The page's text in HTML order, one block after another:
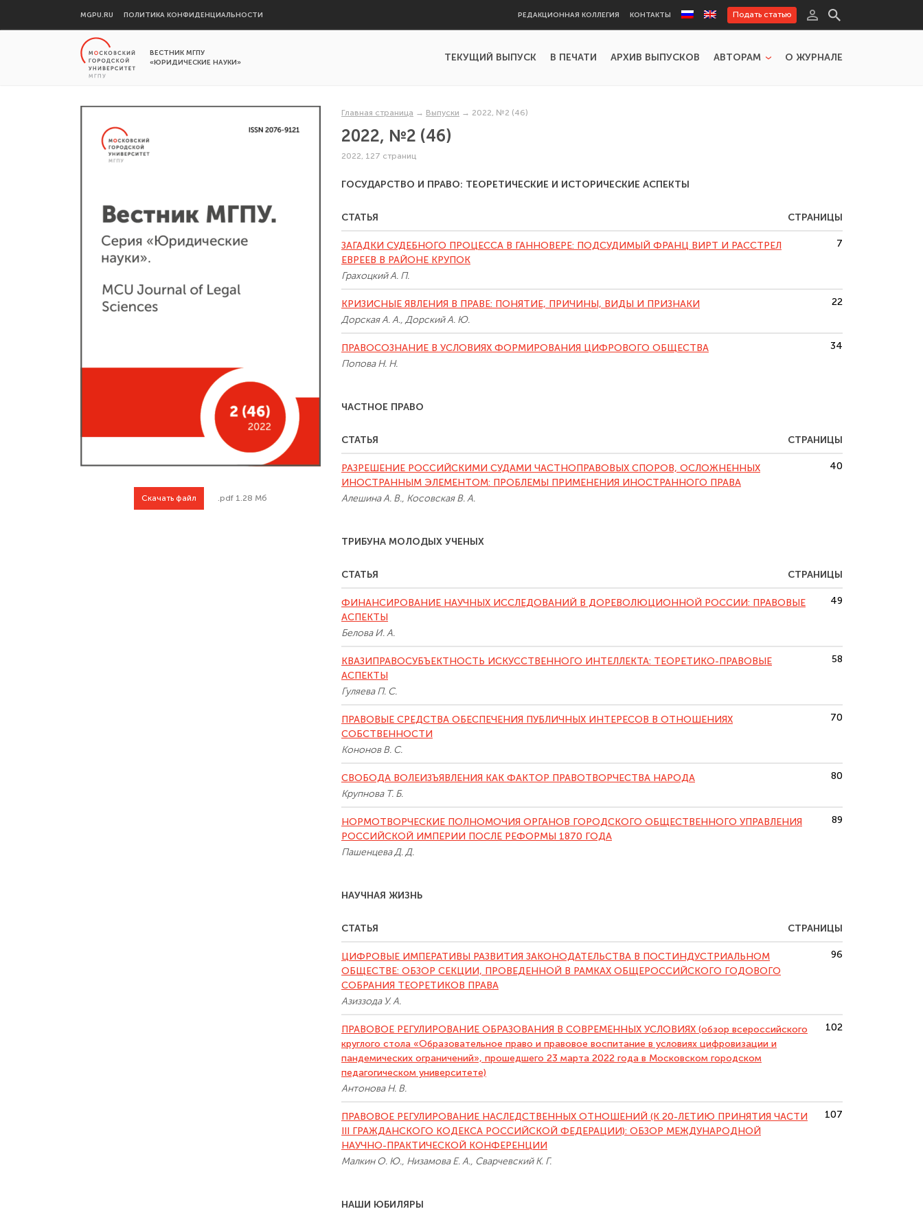
MGPU.RU ПОЛИТИКА КОНФИДЕНЦИАЛЬНОСТИ РЕДАКЦИОННАЯ КОЛЛЕГИЯ КОНТАКТЫ Подать статью
ВЕСТНИК МГПУ
«ЮРИДИЧЕСКИЕ НАУКИ»
ТЕКУЩИЙ ВЫПУСК В ПЕЧАТИ АРХИВ ВЫПУСКОВ АВТОРАМ О ЖУРНАЛЕ
Скачать файл .pdf 1.28 Мб
Главная страница → Выпуски → 2022, №2 (46)
2022, №2 (46)
2022, 127 страниц
ГОСУДАРСТВО И ПРАВО: ТЕОРЕТИЧЕСКИЕ И ИСТОРИЧЕСКИЕ АСПЕКТЫ
СТАТЬЯ СТРАНИЦЫ
ЗАГАДКИ СУДЕБНОГО ПРОЦЕССА В ГАННОВЕРЕ: ПОДСУДИМЫЙ ФРАНЦ ВИРТ И РАССТРЕЛ
ЕВРЕЕВ В РАЙОНЕ КРУПОК
Грахоцкий А. П.
7
КРИЗИСНЫЕ ЯВЛЕНИЯ В ПРАВЕ: ПОНЯТИЕ, ПРИЧИНЫ, ВИДЫ И ПРИЗНАКИ
Дорская А. А., Дорский А. Ю.
22
ПРАВОСОЗНАНИЕ В УСЛОВИЯХ ФОРМИРОВАНИЯ ЦИФРОВОГО ОБЩЕСТВА
Попова Н. Н.
34
ЧАСТНОЕ ПРАВО
СТАТЬЯ СТРАНИЦЫ
РАЗРЕШЕНИЕ РОССИЙСКИМИ СУДАМИ ЧАСТНОПРАВОВЫХ СПОРОВ, ОСЛОЖНЕННЫХ
ИНОСТРАННЫМ ЭЛЕМЕНТОМ: ПРОБЛЕМЫ ПРИМЕНЕНИЯ ИНОСТРАННОГО ПРАВА
Алешина А. В., Косовская В. А.
40
ТРИБУНА МОЛОДЫХ УЧЕНЫХ
СТАТЬЯ СТРАНИЦЫ
ФИНАНСИРОВАНИЕ НАУЧНЫХ ИССЛЕДОВАНИЙ В ДОРЕВОЛЮЦИОННОЙ РОССИИ: ПРАВОВЫЕ
АСПЕКТЫ
Белова И. А.
49
КВАЗИПРАВОСУБЪЕКТНОСТЬ ИСКУССТВЕННОГО ИНТЕЛЛЕКТА: ТЕОРЕТИКО-ПРАВОВЫЕ
АСПЕКТЫ
Гуляева П. С.
58
ПРАВОВЫЕ СРЕДСТВА ОБЕСПЕЧЕНИЯ ПУБЛИЧНЫХ ИНТЕРЕСОВ В ОТНОШЕНИЯХ
СОБСТВЕННОСТИ
Кононов В. С.
70
СВОБОДА ВОЛЕИЗЪЯВЛЕНИЯ КАК ФАКТОР ПРАВОТВОРЧЕСТВА НАРОДА
Крупнова Т. Б.
80
НОРМОТВОРЧЕСКИЕ ПОЛНОМОЧИЯ ОРГАНОВ ГОРОДСКОГО ОБЩЕСТВЕННОГО УПРАВЛЕНИЯ
РОССИЙСКОЙ ИМПЕРИИ ПОСЛЕ РЕФОРМЫ 1870 ГОДА
Пашенцева Д. Д.
89
НАУЧНАЯ ЖИЗНЬ
СТАТЬЯ СТРАНИЦЫ
ЦИФРОВЫЕ ИМПЕРАТИВЫ РАЗВИТИЯ ЗАКОНОДАТЕЛЬСТВА В ПОСТИНДУСТРИАЛЬНОМ
ОБЩЕСТВЕ: ОБЗОР СЕКЦИИ, ПРОВЕДЕННОЙ В РАМКАХ ОБЩЕРОССИЙСКОГО ГОДОВОГО
СОБРАНИЯ ТЕОРЕТИКОВ ПРАВА
Азиззода У. А.
96
ПРАВОВОЕ РЕГУЛИРОВАНИЕ ОБРАЗОВАНИЯ В СОВРЕМЕННЫХ УСЛОВИЯХ (обзор всероссийского
круглого стола «Образовательное право и правовое воспитание в условиях цифровизации и
пандемических ограничений», прошедшего 23 марта 2022 года в Московском городском
педагогическом университете)
Антонова Н. В.
102
ПРАВОВОЕ РЕГУЛИРОВАНИЕ НАСЛЕДСТВЕННЫХ ОТНОШЕНИЙ (К 20-ЛЕТИЮ ПРИНЯТИЯ ЧАСТИ
III ГРАЖДАНСКОГО КОДЕКСА РОССИЙСКОЙ ФЕДЕРАЦИИ): ОБЗОР МЕЖДУНАРОДНОЙ
НАУЧНО-ПРАКТИЧЕСКОЙ КОНФЕРЕНЦИИ
Малкин О. Ю., Низамова Е. А., Сварчевский К. Г.
107
НАШИ ЮБИЛЯРЫ